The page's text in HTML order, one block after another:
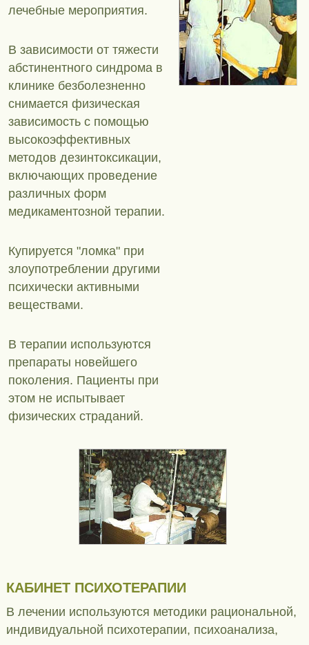
лечебные мероприятия.
В зависимости от тяжести
абстинентного синдрома в
клинике безболезненно
снимается физическая
зависимость с помощью
высокоэффективных
методов дезинтоксикации,
включающих проведение
различных форм
медикаментозной терапии.
Купируется "ломка" при
злоупотреблении другими
психически активными
веществами.
В терапии используются
препараты новейшего
поколения. Пациенты при
этом не испытывает
физических страданий.
КАБИНЕТ ПСИХОТЕРАПИИ
В лечении используются методики рациональной,
индивидуальной психотерапии, психоанализа,